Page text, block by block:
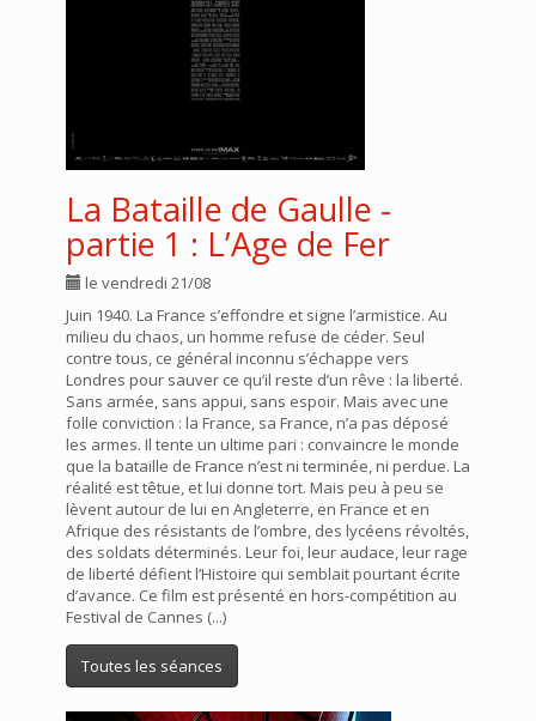
La Bataille de Gaulle -
partie 1 : L’Age de Fer
le vendredi 21/08
Juin 1940. La France s’effondre et signe l’armistice. Au
milieu du chaos, un homme refuse de céder. Seul
contre tous, ce général inconnu s’échappe vers
Londres pour sauver ce qu’il reste d’un rêve : la liberté.
Sans armée, sans appui, sans espoir. Mais avec une
folle conviction : la France, sa France, n’a pas déposé
les armes. Il tente un ultime pari : convaincre le monde
que la bataille de France n’est ni terminée, ni perdue. La
réalité est têtue, et lui donne tort. Mais peu à peu se
lèvent autour de lui en Angleterre, en France et en
Afrique des résistants de l’ombre, des lycéens révoltés,
des soldats déterminés. Leur foi, leur audace, leur rage
de liberté défient l’Histoire qui semblait pourtant écrite
d’avance. Ce film est présenté en hors-compétition au
Festival de Cannes (...)
Toutes les séances